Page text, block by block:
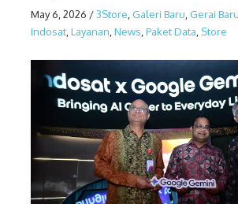
May 6, 2026 /3Store Galeri Baru Gerai Baru
Indosat Layanan News Paket Data Store